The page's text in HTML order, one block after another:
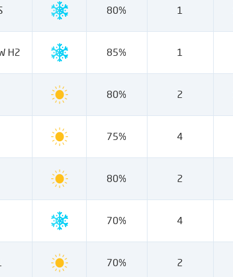
80% 1
H2 85% 1
80% 2
75% 4
80% 2
70% 4
70% 2